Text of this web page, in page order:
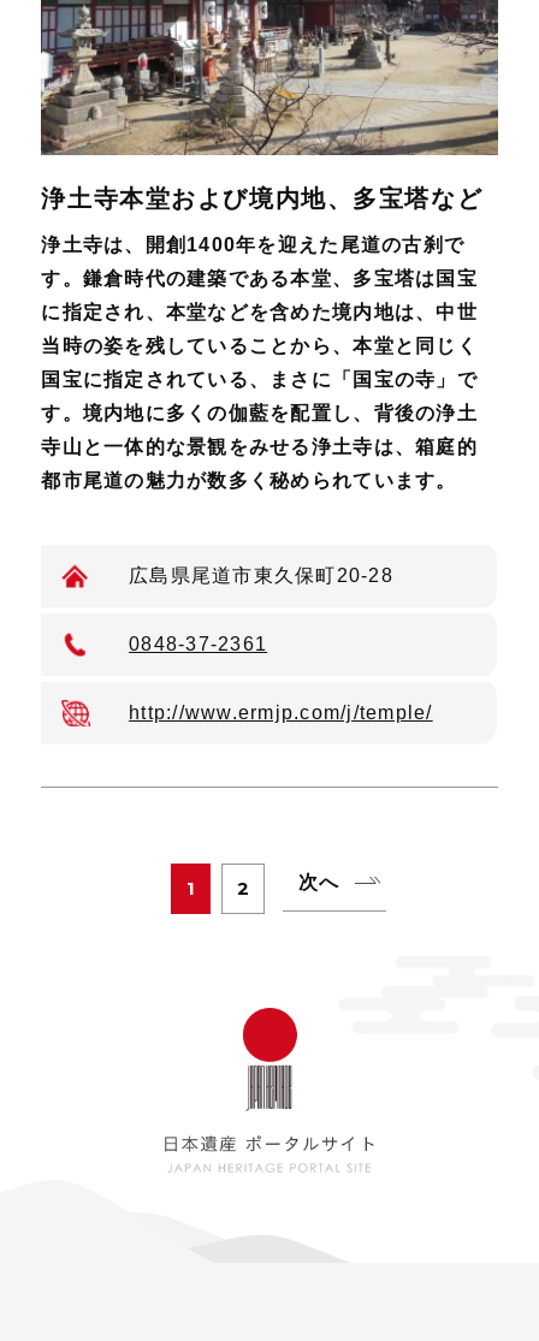
浄土寺本堂および境内地、多宝塔など
浄土寺は、開創1400年を迎えた尾道の古刹で
す。鎌倉時代の建築である本堂、多宝塔は国宝
に指定され、本堂などを含めた境内地は、中世
当時の姿を残していることから、本堂と同じく
国宝に指定されている、まさに「国宝の寺」で
す。境内地に多くの伽藍を配置し、背後の浄土
寺山と一体的な景観をみせる浄土寺は、箱庭的
都市尾道の魅力が数多く秘められています。
広島県尾道市東久保町20-28
0848-37-2361
http://www.ermjp.com/j/temple/
1 2 次へ